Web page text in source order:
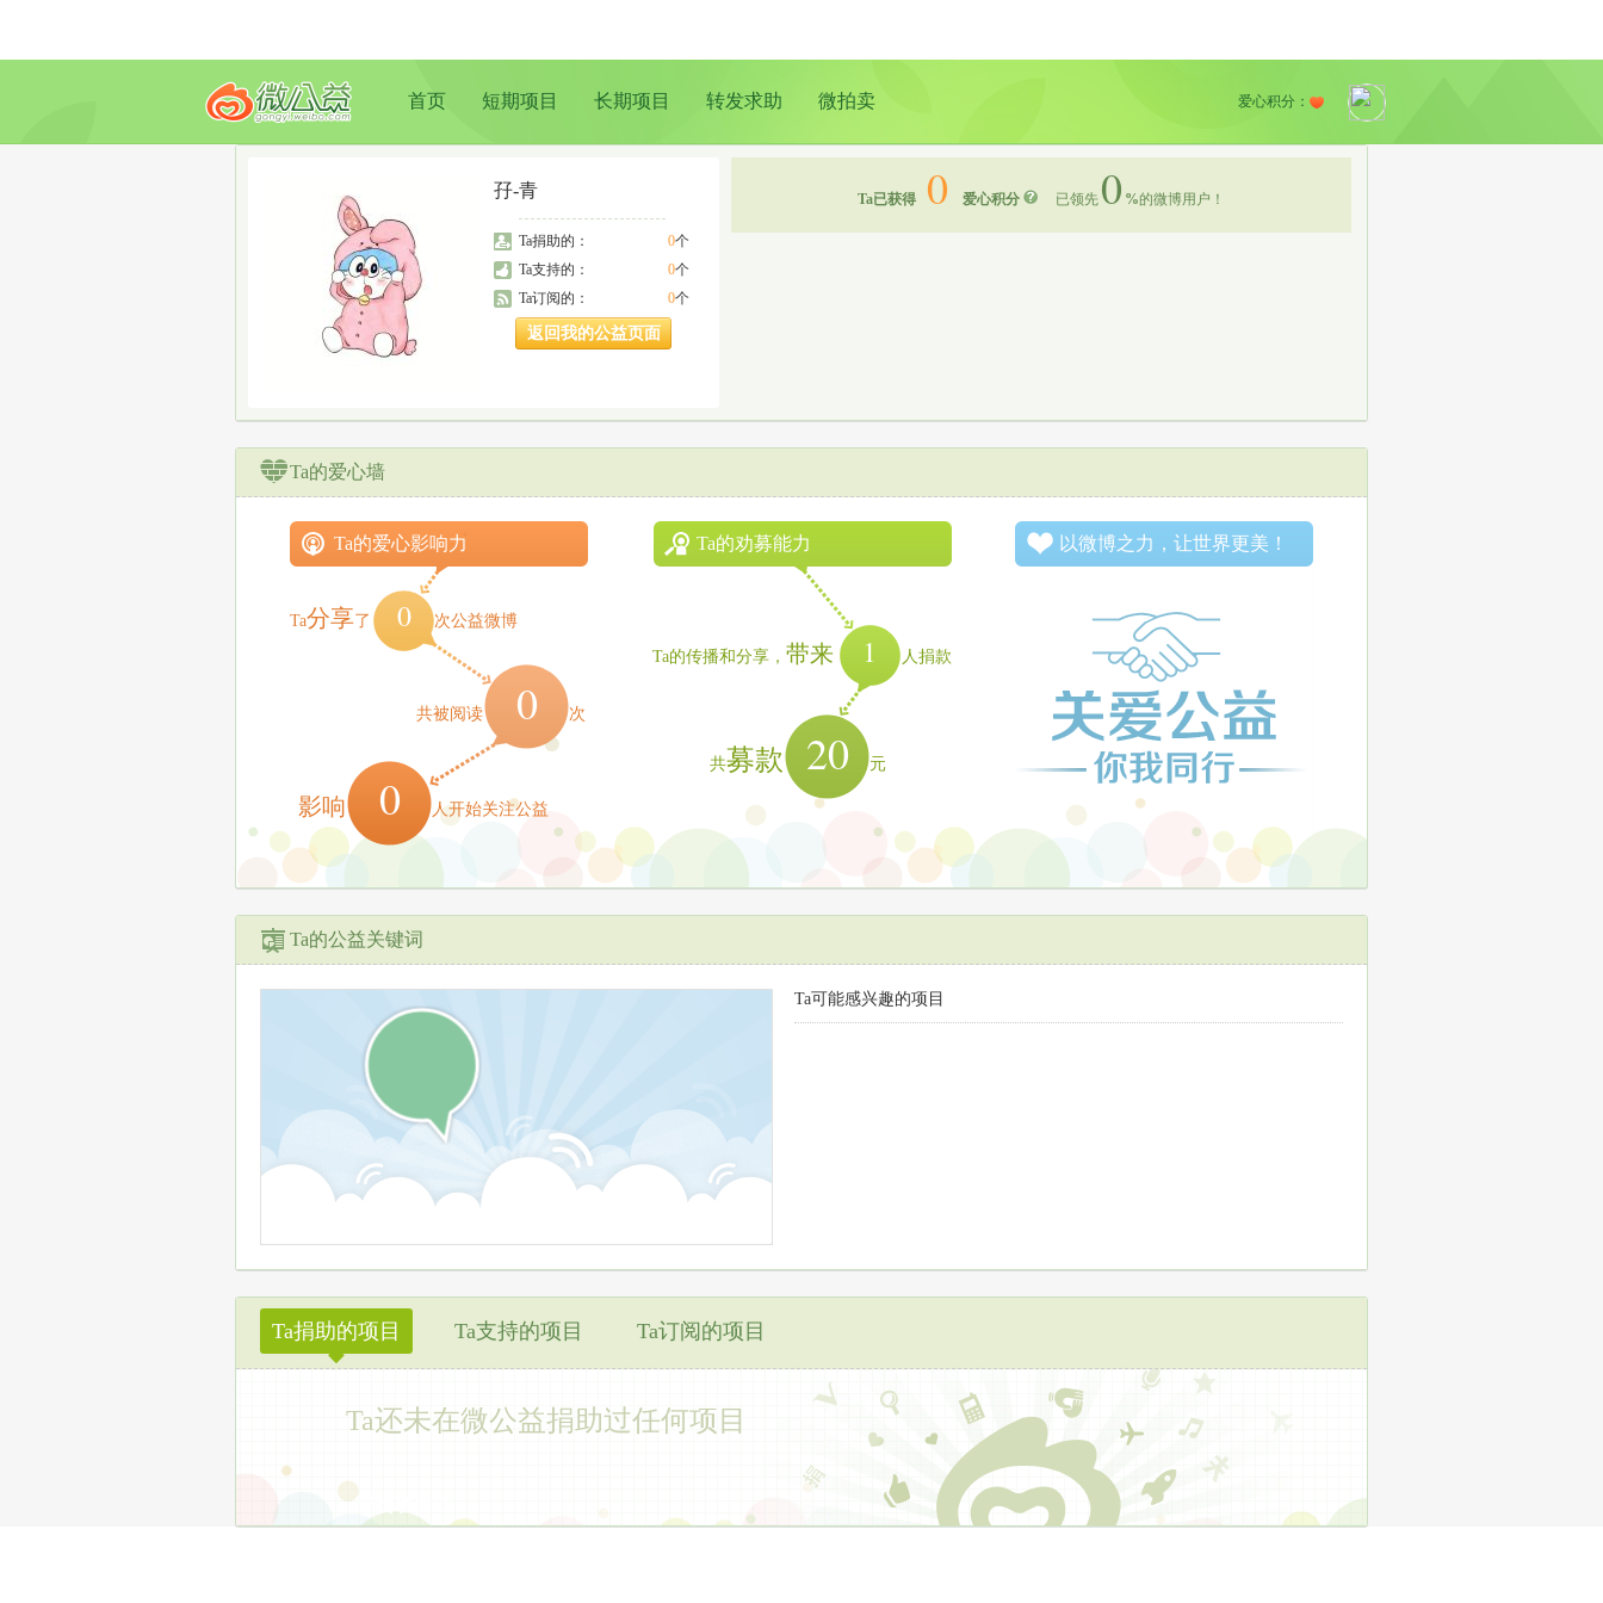
首页 短期项目 长期项目 转发求助 微拍卖 爱心积分：
孖-青
0个
Ta捐助的：
0个
Ta支持的：
0个
Ta订阅的：
返回我的公益页面
Ta已获得 0 爱心积分 已领先 0 %的微博用户！
Ta的爱心墙
Ta的爱心影响力
Ta分享了 0 次公益微博
共被阅读 0 次
影响 0 人开始关注公益
Ta的劝募能力
Ta的传播和分享， 带来 1 人捐款
共募款 20 元
以微博之力，让世界更美！
Ta的公益关键词
Ta可能感兴趣的项目
Ta捐助的项目
◆
Ta支持的项目 Ta订阅的项目
Ta还未在微公益捐助过任何项目